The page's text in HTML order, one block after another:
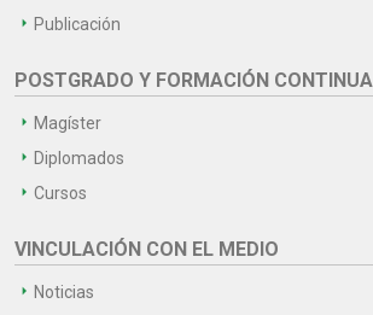
Publicación
POSTGRADO Y FORMACIÓN CONTINUA
Magíster
Diplomados
Cursos
VINCULACIÓN CON EL MEDIO
Noticias